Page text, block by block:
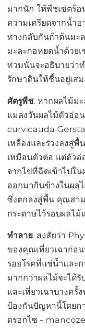
มากนัก ให้พืชเขตร้อ
ความเครียดจากน้ำ
ทางกลับกันถ้าต้นมะ
มะละกอหยดน้ำด้วย
ท่วมนั่นจะอธิบายว่า
รักษาดินให้ชื้นอยู่เสม
ศัตรูพืช. หากผลไม้ม
แมลงวันผลไม้ตัวอ่อ
curvicauda
เหลืองและร่วงลงสู่
เหมือนตัวต่อ แต่ตัว
จากไข่ที่ฉีดเข้าไปใ
ออกมากินข้างในผล
ซึ่งตกลงสู่พื้น คุณสา
กระดาษไว้รอบผลไม้
ทำลาย. สงสัยว่า
ของคุณเหี่ยวเฉาก่อ
รอยโรคที่แช่น้ำและก
มากกว่าผลไม้จะได้
และเหี่ยวเฉาบางครั้
ป้องกันปัญหานี้โดยก
ดรอกไซ -